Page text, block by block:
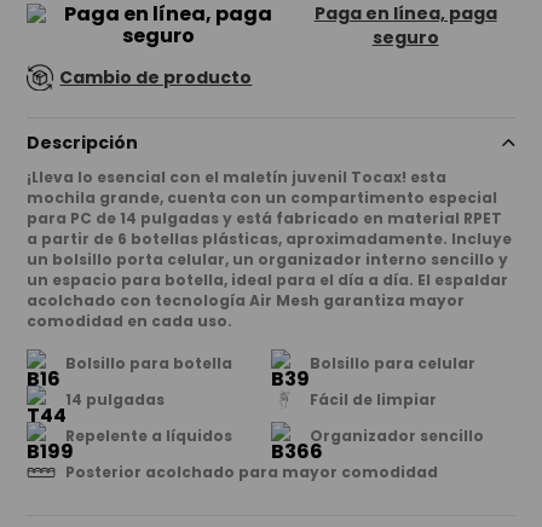
Paga en línea, paga
seguro
Cambio de producto
Descripción
¡Lleva lo esencial con el maletín juvenil Tocax! esta
mochila grande, cuenta con un compartimento especial
para PC de 14 pulgadas y está fabricado en material RPET
a partir de 6 botellas plásticas, aproximadamente. Incluye
un bolsillo porta celular, un organizador interno sencillo y
un espacio para botella, ideal para el día a día. El espaldar
acolchado con tecnología Air Mesh garantiza mayor
comodidad en cada uso.
Bolsillo para botella
Bolsillo para celular
14 pulgadas
Fácil de limpiar
Repelente a líquidos
Organizador sencillo
Posterior acolchado para mayor comodidad